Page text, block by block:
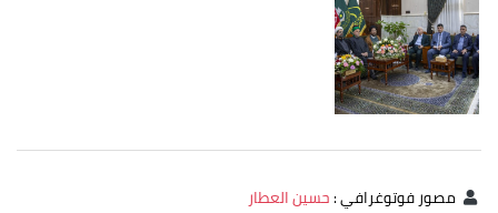
مصور فوتوغرافي:حسين العطار